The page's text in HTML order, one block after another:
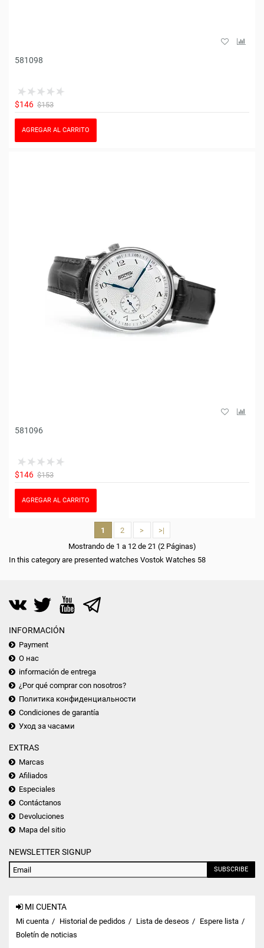
581098
$146 $153
AGREGAR AL CARRITO
581096
$146 $153
AGREGAR AL CARRITO
1 2 >
>|
Mostrando de 1 a 12 de 21 (2 Páginas)
In this category are presented watches Vostok Watches 58
INFORMACIÓN
Payment
О нас
información de entrega
¿Por qué comprar con nosotros?
Политика конфиденциальности
Condiciones de garantía
Уход за часами
EXTRAS
Marcas
Afiliados
Especiales
Contáctanos
Devoluciones
Mapa del sitio
NEWSLETTER SIGNUP
SUBSCRIBE
MI CUENTA
Mi cuenta Historial de pedidos Lista de deseos
Espere lista
Boletín de noticias